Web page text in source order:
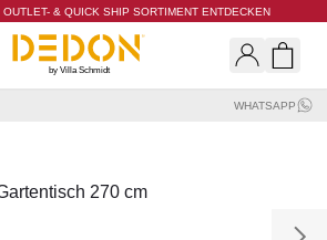
& QUICK SHIP SORTIMENT ENTDECKEN
by Villa Schmidt
WHATSAPP
270 cm